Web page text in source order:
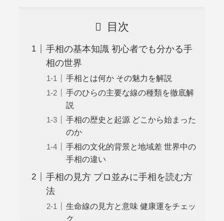
目次
手相の基本知識 初心者でも分かる手
相の世界
手相とは何か その魅力を解説
手のひらの主要な線の種類を徹底解
説
手相の歴史と起源 どこから始まった
のか
手相の文化的背景と地域差 世界中の
手相の違い
手相の見方 プロ並みに手相を読む方
法
生命線の見方と意味 健康運をチェッ
ク